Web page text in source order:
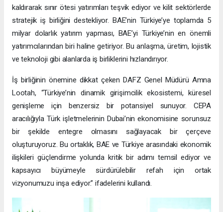
kaldırarak sınır ötesi yatırımları teşvik ediyor ve kilit sektörlerde
stratejik iş birliğini destekliyor. BAE’nin Türkiye’ye toplamda 5
milyar dolarlık yatırım yapması, BAE’yi Türkiye’nin en önemli
yatırımcılarından biri haline getiriyor. Bu anlaşma, üretim, lojistik
ve teknoloji gibi alanlarda iş birliklerini hızlandırıyor.
İş birliğinin önemine dikkat çeken DAFZ Genel Müdürü Amna
Lootah, “Türkiye’nin dinamik girişimcilik ekosistemi, küresel
genişleme için benzersiz bir potansiyel sunuyor. CEPA
aracılığıyla Türk işletmelerinin Dubai’nin ekonomisine sorunsuz
bir şekilde entegre olmasını sağlayacak bir çerçeve
oluşturuyoruz. Bu ortaklık, BAE ve Türkiye arasındaki ekonomik
ilişkileri güçlendirme yolunda kritik bir adımı temsil ediyor ve
kapsayıcı büyümeyle sürdürülebilir refah için ortak
vizyonumuzu inşa ediyor.” ifadelerini kullandı.